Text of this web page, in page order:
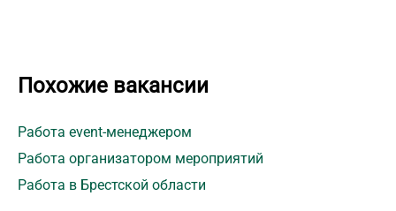
Похожие вакансии
Работа event-менеджером
Работа организатором мероприятий
Работа в Брестской области